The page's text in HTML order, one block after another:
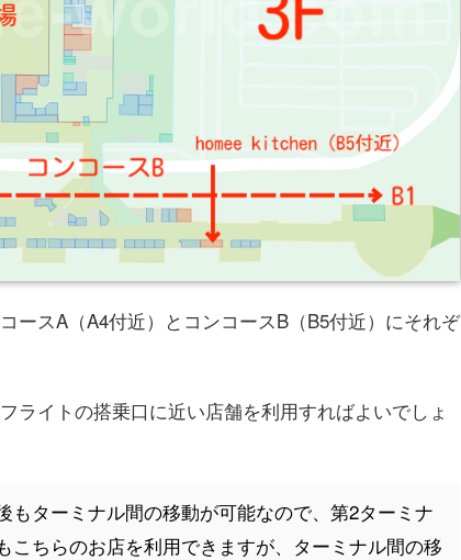
ースA（A4付近）とコンコースB（B5付近）にそれぞ
ライトの搭乗口に近い店舗を利用すればよいでしょ
もターミナル間の移動が可能なので、第2ターミナ
こちらのお店を利用できますが、ターミナル間の移